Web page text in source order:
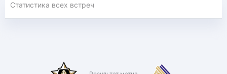
Статистика всех встреч